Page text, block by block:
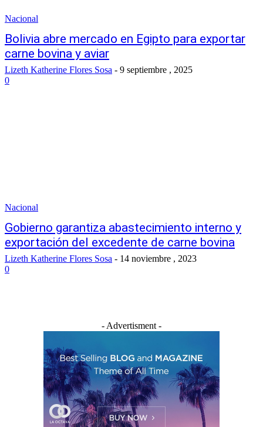
Nacional
Bolivia abre mercado en Egipto para exportar
carne bovina y aviar
Lizeth Katherine Flores Sosa - 9 septiembre , 2025
0
Nacional
Gobierno garantiza abastecimiento interno y
exportación del excedente de carne bovina
Lizeth Katherine Flores Sosa - 14 noviembre , 2023
0
- Advertisment -